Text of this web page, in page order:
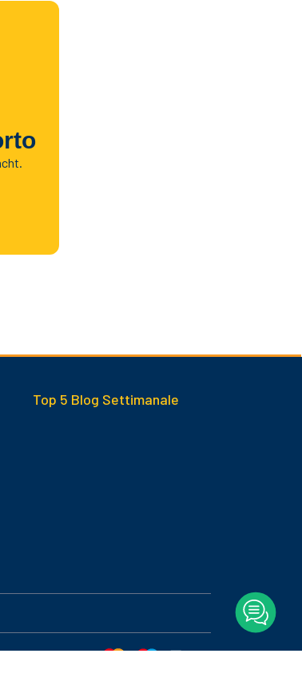
Top 5 Blog Settimanale